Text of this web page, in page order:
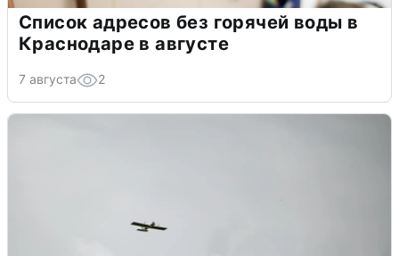
Список адресов без горячей воды в
Краснодаре в августе
7 августа 2